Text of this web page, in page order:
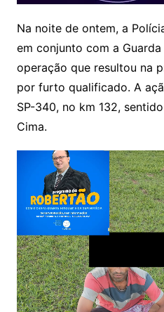
Na noite de ontem, a
em conjunto com a
operação que resultou na
por furto qualificado. A
SP-340, no km 132,
Cima.